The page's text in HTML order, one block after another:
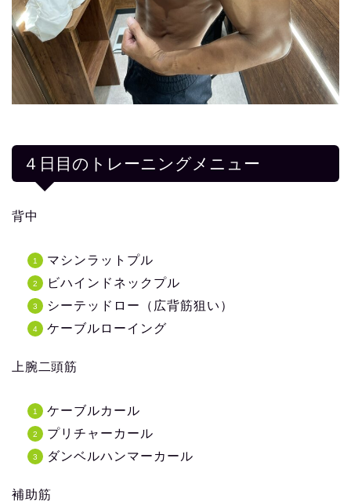
４日目のトレーニングメニュー
背中
マシンラットプル
ビハインドネックプル
シーテッドロー（広背筋狙い）
ケーブルローイング
上腕二頭筋
ケーブルカール
プリチャーカール
ダンベルハンマーカール
補助筋